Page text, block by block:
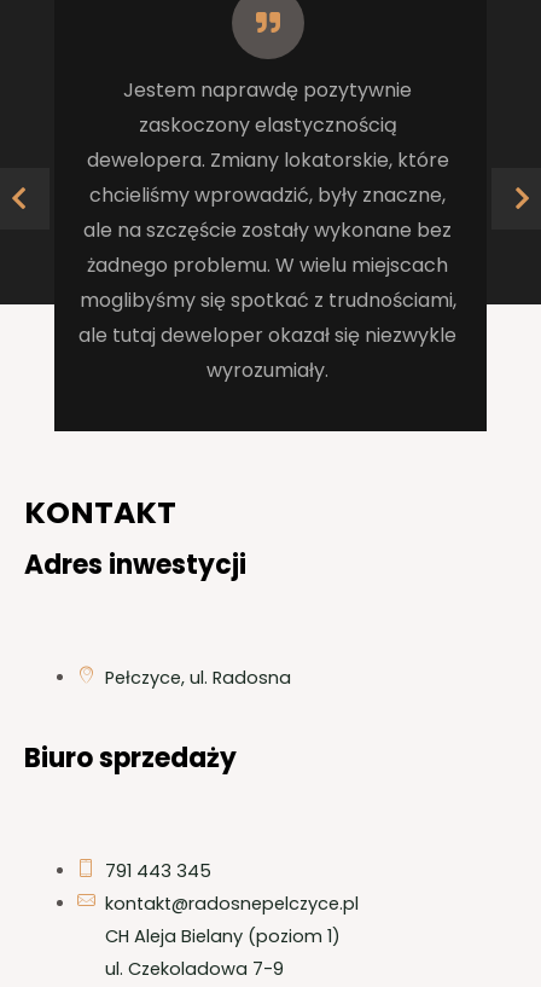
Jestem naprawdę pozytywnie
zaskoczony elastycznością
dewelopera. Zmiany lokatorskie, które
chcieliśmy wprowadzić, były znaczne,
ale na szczęście zostały wykonane bez
żadnego problemu. W wielu miejscach
moglibyśmy się spotkać z trudnościami,
ale tutaj deweloper okazał się niezwykle
wyrozumiały.
KONTAKT
Adres inwestycji
Pełczyce, ul. Radosna
Biuro sprzedaży
791 443 345
kontakt@radosnepelczyce.pl
CH Aleja Bielany (poziom 1)
ul. Czekoladowa 7-9